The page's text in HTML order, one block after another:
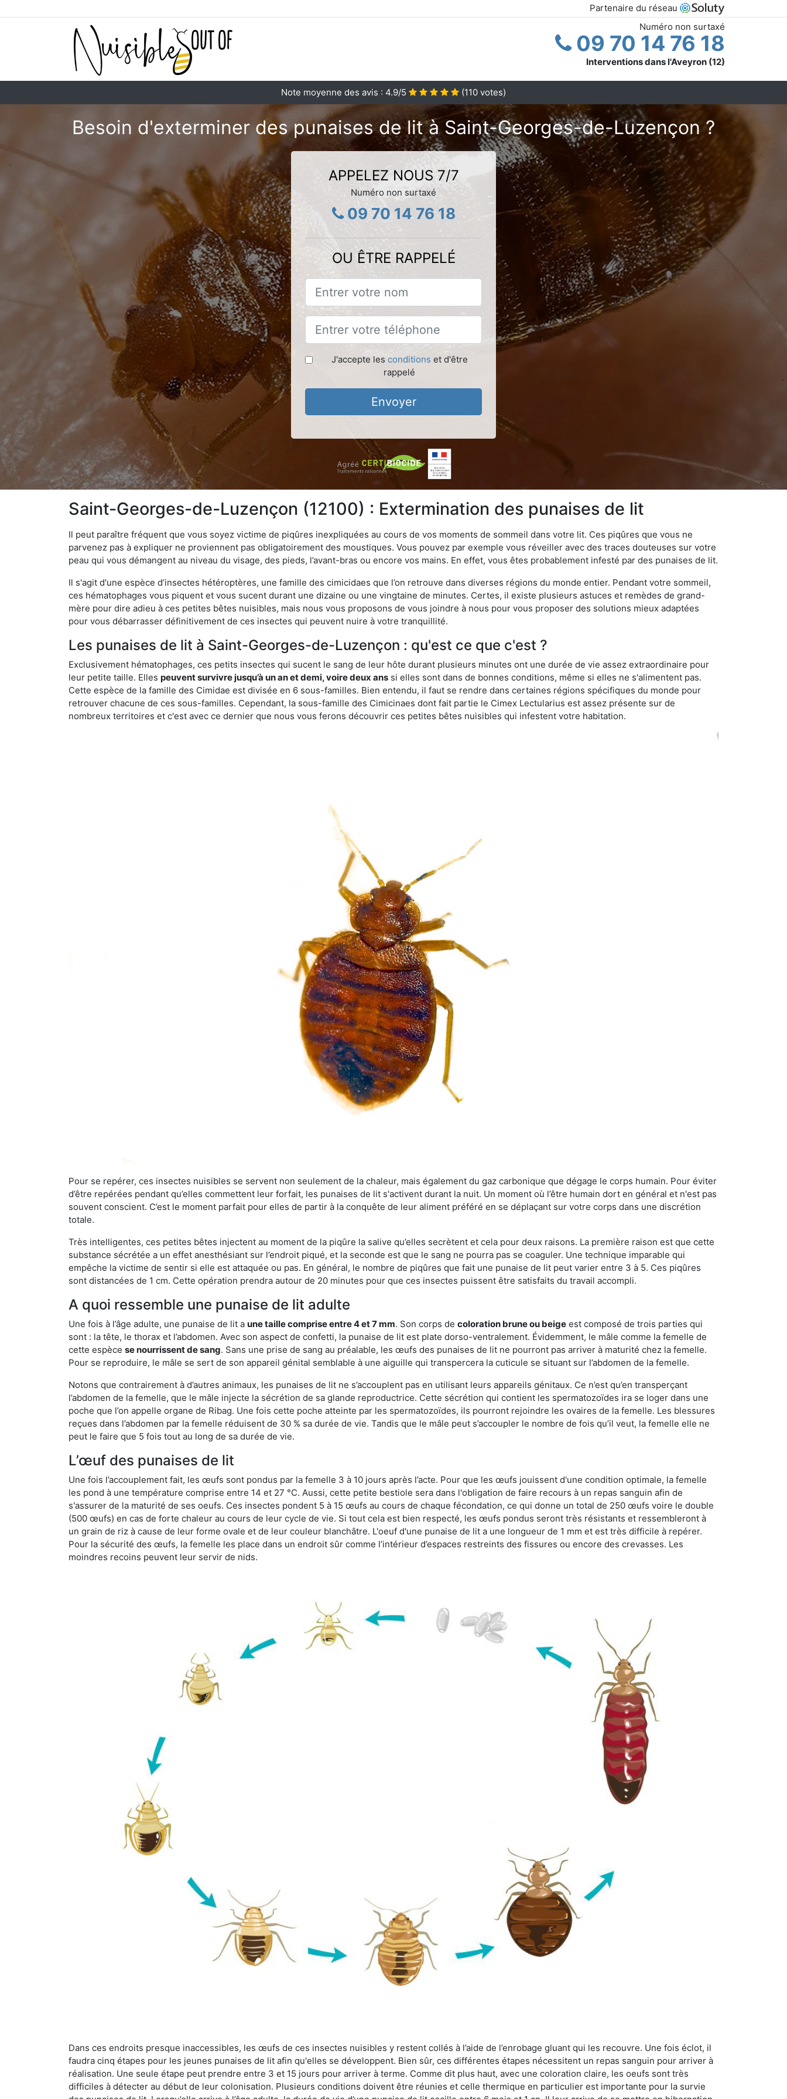
Partenaire du réseau
Numéro non surtaxé
09 70 14 76 18
Interventions dans l'Aveyron (12)
Note moyenne des avis : 4.9/5 (110 votes)
Besoin d'exterminer des punaises de lit à Saint-Georges-de-Luzençon ?
APPELEZ NOUS 7/7
Numéro non surtaxé
09 70 14 76 18
OU ÊTRE RAPPELÉ
J'accepte les conditions et d'être
rappelé
Envoyer
Saint-Georges-de-Luzençon (12100) : Extermination des punaises de lit
Il peut paraître fréquent que vous soyez victime de piqûres inexpliquées au cours de vos moments de sommeil dans votre lit. Ces piqûres que vous ne
parvenez pas à expliquer ne proviennent pas obligatoirement des moustiques. Vous pouvez par exemple vous réveiller avec des traces douteuses sur votre
peau qui vous démangent au niveau du visage, des pieds, l’avant-bras ou encore vos mains. En effet, vous êtes probablement infesté par des punaises de lit.
Il s'agit d'une espèce d’insectes hétéroptères, une famille des cimicidaes que l’on retrouve dans diverses régions du monde entier. Pendant votre sommeil,
ces hématophages vous piquent et vous sucent durant une dizaine ou une vingtaine de minutes. Certes, il existe plusieurs astuces et remèdes de grand-
mère pour dire adieu à ces petites bêtes nuisibles, mais nous vous proposons de vous joindre à nous pour vous proposer des solutions mieux adaptées
pour vous débarrasser définitivement de ces insectes qui peuvent nuire à votre tranquillité.
Les punaises de lit à Saint-Georges-de-Luzençon : qu'est ce que c'est ?
Exclusivement hématophages, ces petits insectes qui sucent le sang de leur hôte durant plusieurs minutes ont une durée de vie assez extraordinaire pour
leur petite taille. Elles peuvent survivre jusqu’à un an et demi, voire deux ans si elles sont dans de bonnes conditions, même si elles ne s'alimentent pas.
Cette espèce de la famille des Cimidae est divisée en 6 sous-familles. Bien entendu, il faut se rendre dans certaines régions spécifiques du monde pour
retrouver chacune de ces sous-familles. Cependant, la sous-famille des Cimicinaes dont fait partie le Cimex Lectularius est assez présente sur de
nombreux territoires et c'est avec ce dernier que nous vous ferons découvrir ces petites bêtes nuisibles qui infestent votre habitation.
Pour se repérer, ces insectes nuisibles se servent non seulement de la chaleur, mais également du gaz carbonique que dégage le corps humain. Pour éviter
d’être repérées pendant qu’elles commettent leur forfait, les punaises de lit s'activent durant la nuit. Un moment où l’être humain dort en général et n'est pas
souvent conscient. C’est le moment parfait pour elles de partir à la conquête de leur aliment préféré en se déplaçant sur votre corps dans une discrétion
totale.
Très intelligentes, ces petites bêtes injectent au moment de la piqûre la salive qu’elles secrètent et cela pour deux raisons. La première raison est que cette
substance sécrétée a un effet anesthésiant sur l’endroit piqué, et la seconde est que le sang ne pourra pas se coaguler. Une technique imparable qui
empêche la victime de sentir si elle est attaquée ou pas. En général, le nombre de piqûres que fait une punaise de lit peut varier entre 3 à 5. Ces piqûres
sont distancées de 1 cm. Cette opération prendra autour de 20 minutes pour que ces insectes puissent être satisfaits du travail accompli.
A quoi ressemble une punaise de lit adulte
Une fois à l’âge adulte, une punaise de lit a une taille comprise entre 4 et 7 mm. Son corps de coloration brune ou beige est composé de trois parties qui
sont : la tête, le thorax et l’abdomen. Avec son aspect de confetti, la punaise de lit est plate dorso-ventralement. Évidemment, le mâle comme la femelle de
cette espèce se nourrissent de sang. Sans une prise de sang au préalable, les œufs des punaises de lit ne pourront pas arriver à maturité chez la femelle.
Pour se reproduire, le mâle se sert de son appareil génital semblable à une aiguille qui transpercera la cuticule se situant sur l’abdomen de la femelle.
Notons que contrairement à d’autres animaux, les punaises de lit ne s’accouplent pas en utilisant leurs appareils génitaux. Ce n’est qu’en transperçant
l’abdomen de la femelle, que le mâle injecte la sécrétion de sa glande reproductrice. Cette sécrétion qui contient les spermatozoïdes ira se loger dans une
poche que l’on appelle organe de Ribag. Une fois cette poche atteinte par les spermatozoïdes, ils pourront rejoindre les ovaires de la femelle. Les blessures
reçues dans l’abdomen par la femelle réduisent de 30 % sa durée de vie. Tandis que le mâle peut s’accoupler le nombre de fois qu’il veut, la femelle elle ne
peut le faire que 5 fois tout au long de sa durée de vie.
L’œuf des punaises de lit
Une fois l’accouplement fait, les œufs sont pondus par la femelle 3 à 10 jours après l’acte. Pour que les œufs jouissent d'une condition optimale, la femelle
les pond à une température comprise entre 14 et 27 °C. Aussi, cette petite bestiole sera dans l'obligation de faire recours à un repas sanguin afin de
s'assurer de la maturité de ses oeufs. Ces insectes pondent 5 à 15 œufs au cours de chaque fécondation, ce qui donne un total de 250 œufs voire le double
(500 œufs) en cas de forte chaleur au cours de leur cycle de vie. Si tout cela est bien respecté, les œufs pondus seront très résistants et ressembleront à
un grain de riz à cause de leur forme ovale et de leur couleur blanchâtre. L'oeuf d'une punaise de lit a une longueur de 1 mm et est très difficile à repérer.
Pour la sécurité des œufs, la femelle les place dans un endroit sûr comme l’intérieur d’espaces restreints des fissures ou encore des crevasses. Les
moindres recoins peuvent leur servir de nids.
Dans ces endroits presque inaccessibles, les œufs de ces insectes nuisibles y restent collés à l’aide de l’enrobage gluant qui les recouvre. Une fois éclot, il
faudra cinq étapes pour les jeunes punaises de lit afin qu'elles se développent. Bien sûr, ces différentes étapes nécessitent un repas sanguin pour arriver à
réalisation. Une seule étape peut prendre entre 3 et 15 jours pour arriver à terme. Comme dit plus haut, avec une coloration claire, les oeufs sont très
difficiles à détecter au début de leur colonisation. Plusieurs conditions doivent être réunies et celle thermique en particulier est importante pour la survie